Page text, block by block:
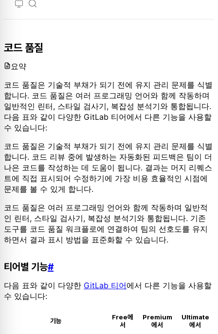
코드 품질
요약
코드 품질은 기술적 부채가 되기 전에 유지 관리 문제를 식별
합니다. 코드 품질은 여러 프로그래밍 언어와 함께 작동하며
일반적인 린터, 스타일 검사기, 복잡성 분석기와 통합됩니다.
다음 표와 같이 다양한 GitLab 티어에서 다른 기능을 사용할
수 있습니다:
코드 품질은 기술적 부채가 되기 전에 유지 관리 문제를 식별
합니다. 코드 리뷰 중에 발생하는 자동화된 피드백은 팀이 더
나은 코드를 작성하는 데 도움이 됩니다. 결과는 머지 리퀘스
트에 직접 표시되어 수정하기에 가장 비용 효율적인 시점에
문제를 볼 수 있게 합니다.
코드 품질은 여러 프로그래밍 언어와 함께 작동하며 일반적
인 린터, 스타일 검사기, 복잡성 분석기와 통합됩니다. 기존
도구를 코드 품질 워크플로에 연결하여 팀의 선호도를 유지
하면서 결과 표시 방법을 표준화할 수 있습니다.
티어별 기능#
다음 표와 같이 다양한 GitLab 티어에서 다른 기능을 사용할
수 있습니다:
기능
Free에
서
Premium
에서
Ultimate
에서